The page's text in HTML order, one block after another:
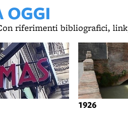
OGGI
riferimenti bibliografici,
1926